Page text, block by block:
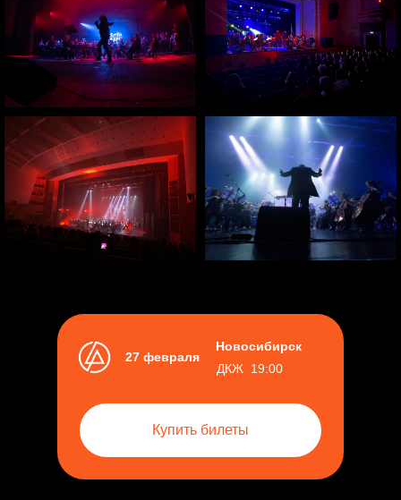
Купить билеты
Новосибирск
27 февраля
ДКЖ 19:00